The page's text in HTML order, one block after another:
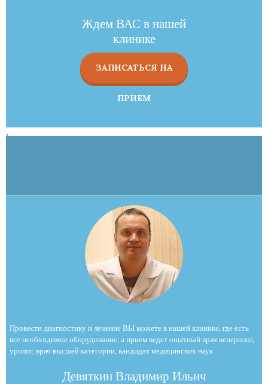
Ждем ВАС в нашей
клинике
ЗАПИСАТЬСЯ НА
ПРИЕМ
Провести диагностику и лечение ВЫ можете в нашей клинике, где есть
все необходимое оборудование, а прием ведет опытный врач венеролог,
уролог, врач высшей категории, кандидат медицинских наук
Девяткин Владимир Ильич